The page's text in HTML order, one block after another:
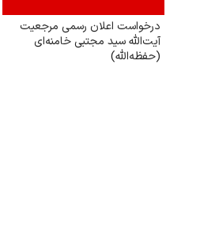
درخواست اعلان رسمی مرجعیت
آیت‌الله سید مجتبی خامنه‌ای
(حفظه‌الله)